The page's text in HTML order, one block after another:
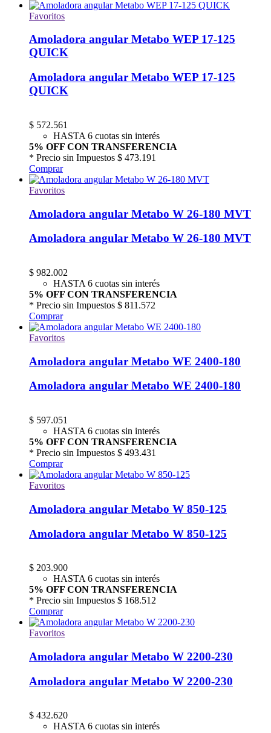
Favoritos
Amoladora angular Metabo WEP 17-125
QUICK
Amoladora angular Metabo WEP 17-125
QUICK
$ 572.561
HASTA 6 cuotas sin interés
5% OFF CON TRANSFERENCIA
* Precio sin Impuestos $ 473.191
Comprar
Favoritos
Amoladora angular Metabo W 26-180 MVT
Amoladora angular Metabo W 26-180 MVT
$ 982.002
HASTA 6 cuotas sin interés
5% OFF CON TRANSFERENCIA
* Precio sin Impuestos $ 811.572
Comprar
Favoritos
Amoladora angular Metabo WE 2400-180
Amoladora angular Metabo WE 2400-180
$ 597.051
HASTA 6 cuotas sin interés
5% OFF CON TRANSFERENCIA
* Precio sin Impuestos $ 493.431
Comprar
Favoritos
Amoladora angular Metabo W 850-125
Amoladora angular Metabo W 850-125
$ 203.900
HASTA 6 cuotas sin interés
5% OFF CON TRANSFERENCIA
* Precio sin Impuestos $ 168.512
Comprar
Favoritos
Amoladora angular Metabo W 2200-230
Amoladora angular Metabo W 2200-230
$ 432.620
HASTA 6 cuotas sin interés